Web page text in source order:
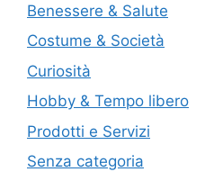
Benessere & Salute
Costume & Società
Curiosità
Hobby & Tempo libero
Prodotti e Servizi
Senza categoria